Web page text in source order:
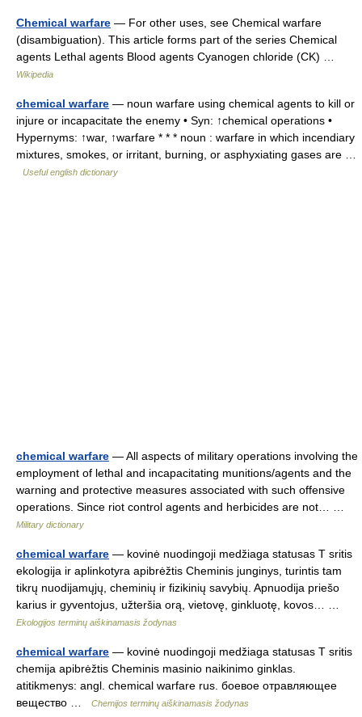
Chemical warfare — For other uses, see Chemical warfare
(disambiguation). This article forms part of the series Chemical
agents Lethal agents Blood agents Cyanogen chloride (CK) …
Wikipedia
chemical warfare — noun warfare using chemical agents to kill or
injure or incapacitate the enemy • Syn: ↑chemical operations •
Hypernyms: ↑war, ↑warfare * * * noun : warfare in which incendiary
mixtures, smokes, or irritant, burning, or asphyxiating gases are …
Useful english dictionary
chemical warfare — All aspects of military operations involving the
employment of lethal and incapacitating munitions/agents and the
warning and protective measures associated with such offensive
operations. Since riot control agents and herbicides are not… …
Military dictionary
chemical warfare — kovinė nuodingoji medžiaga statusas T sritis
ekologija ir aplinkotyra apibrėžtis Cheminis junginys, turintis tam
tikrų nuodijamųjų, cheminių ir fizikinių savybių. Apnuodija priešo
karius ir gyventojus, užteršia orą, vietovę, ginkluotę, kovos… …
Ekologijos terminų aiškinamasis žodynas
chemical warfare — kovinė nuodingoji medžiaga statusas T sritis
chemija apibrėžtis Cheminis masinio naikinimo ginklas.
atitikmenys: angl. chemical warfare rus. боевое отравляющее
вещество …
Chemijos terminų aiškinamasis žodynas